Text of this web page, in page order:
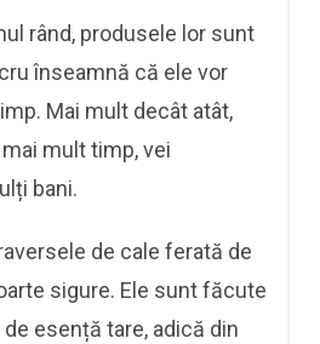
rând, produsele lor sunt
înseamnă că ele vor
Mai mult decât atât,
mult timp, vei
bani.
de cale ferată de
sigure. Ele sunt făcute
esență tare, adică din